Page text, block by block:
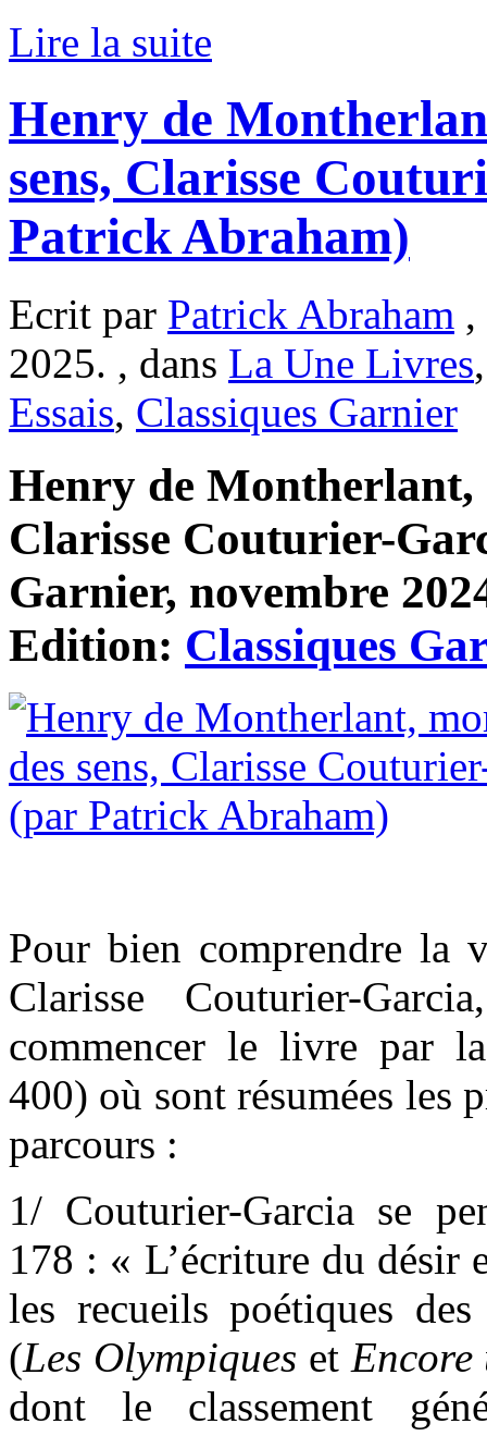
Lire la suite
Henry de
sens, Clarisse
Patrick Abraham)
Ecrit par Patrick Abraham ,
2025. , dans La Une Livres
Essais, Classiques Garnier
Henry de Montherlant,
Clarisse Couturier-
Garnier, novembre
Edition: Classiques
Pour bien comprendre la
Clarisse Couturier-
commencer le livre par
400) où sont résumées les
parcours :
1/ Couturier-Garcia se
178 : « L’écriture du désir
les recueils poétiques
(Les Olympiques et Encore
dont le classement